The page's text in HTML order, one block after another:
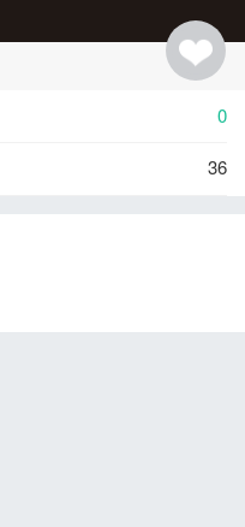
0
36